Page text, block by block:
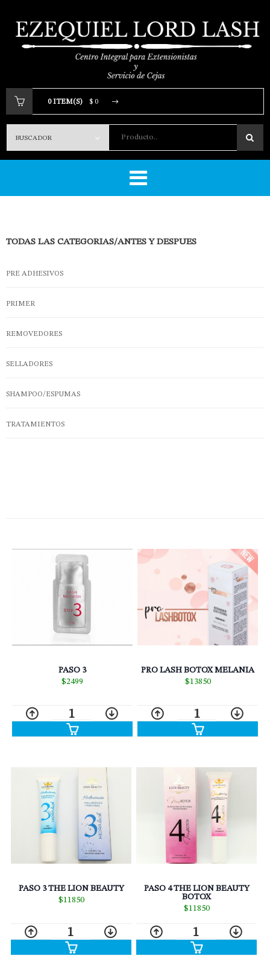
Producto..
0 ITEM(S) $ 0
Tu carrito está vacio.
TODAS LAS CATEGORIAS/ANTES Y DESPUES
PRE ADHESIVOS
PRIMER
REMOVEDORES
SELLADORES
SHAMPOO/ESPUMAS
TRATAMIENTOS
PASO 3
$2499
1
PRO LASH BOTOX MELANIA
$13850
1
PASO 3 THE LION BEAUTY
$11850
1
PASO 4 THE LION BEAUTY
BOTOX
$11850
1